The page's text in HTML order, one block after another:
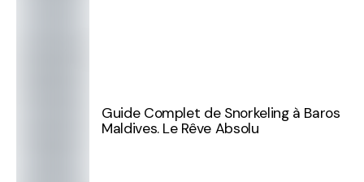
Guide Complet de Snorkeling à Baros
Maldives. Le Rêve Absolu